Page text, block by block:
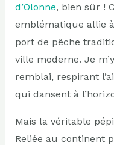
d’Olonne, bien sûr !
emblématique allie
port de pêche
ville moderne. Je
remblai, respirant
qui dansent à
Mais la véritable
Reliée au continent